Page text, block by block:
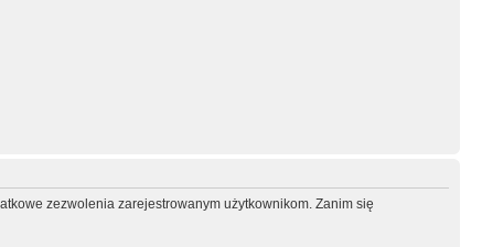
zezwolenia zarejestrowanym użytkownikom. Zanim się